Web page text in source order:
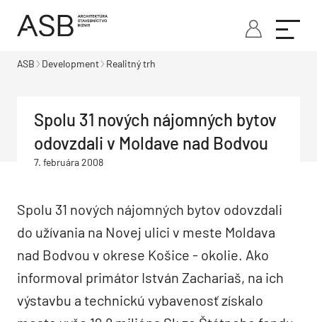
ASB Development Realitný trh
Spolu 31 nových nájomných bytov
odovzdali v Moldave nad Bodvou
7. februára 2008
Spolu 31 nových nájomných bytov odovzdali
do užívania na Novej ulici v meste Moldava
nad Bodvou v okrese Košice - okolie. Ako
informoval primátor István Zachariaš, na ich
výstavbu a technickú vybavenosť získalo